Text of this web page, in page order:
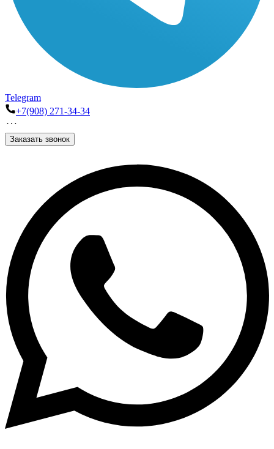
Telegram
+7(908) 271-34-34
Заказать звонок